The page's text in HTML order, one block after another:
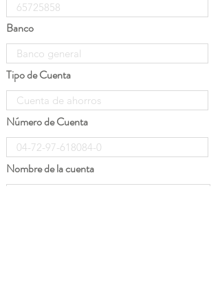
Banco
Tipo de Cuenta
Número de Cuenta
Nombre de la cuenta